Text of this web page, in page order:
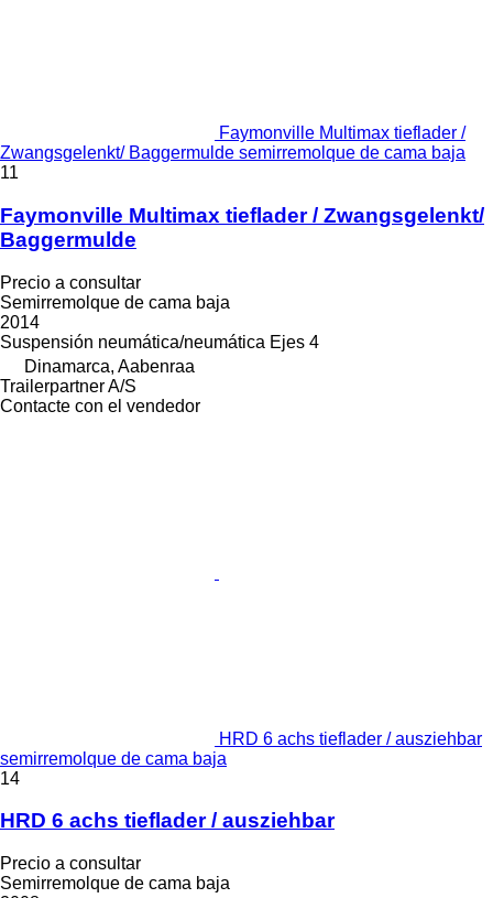
Faymonville Multimax tieflader /
Zwangsgelenkt/ Baggermulde semirremolque de cama baja
11
Faymonville Multimax tieflader / Zwangsgelenkt/
Baggermulde
Precio a consultar
Semirremolque de cama baja
2014
Suspensión neumática/neumática Ejes 4
Dinamarca, Aabenraa
Trailerpartner A/S
Contacte con el vendedor
HRD 6 achs tieflader / ausziehbar
semirremolque de cama baja
14
HRD 6 achs tieflader / ausziehbar
Precio a consultar
Semirremolque de cama baja